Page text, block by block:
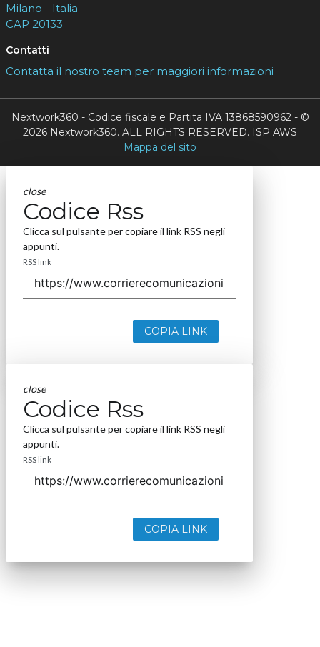
Milano - Italia
CAP 20133
Contatti
Contatta il nostro team per maggiori informazioni
Nextwork360 - Codice fiscale e Partita IVA 13868590962 - ©
2026 Nextwork360. ALL RIGHTS RESERVED. ISP AWS
Mappa del sito
close
Codice Rss
Clicca sul pulsante per copiare il link RSS negli
appunti.
RSS link
COPIA LINK
close
Codice Rss
Clicca sul pulsante per copiare il link RSS negli
appunti.
RSS link
COPIA LINK